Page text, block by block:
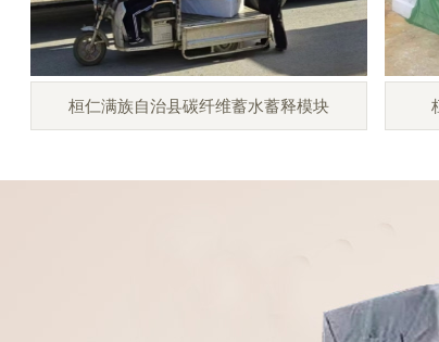
桓仁满族自治县碳纤维蓄水蓄释模块